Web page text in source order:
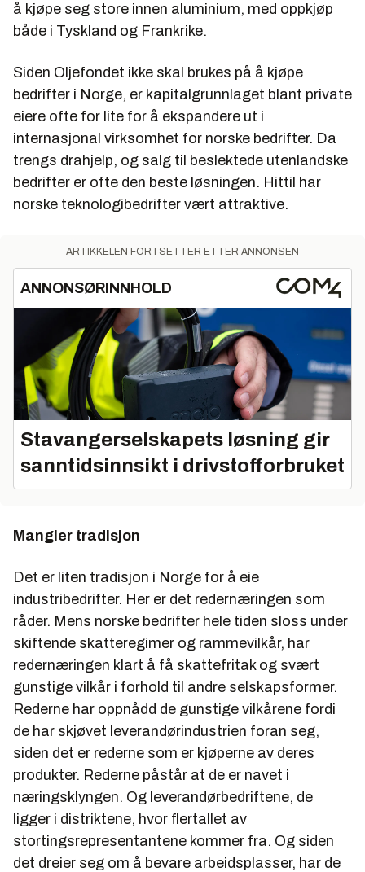
å kjøpe seg store innen aluminium, med oppkjøp
både i Tyskland og Frankrike.
Siden Oljefondet ikke skal brukes på å kjøpe
bedrifter i Norge, er kapitalgrunnlaget blant private
eiere ofte for lite for å ekspandere ut i
internasjonal virksomhet for norske bedrifter. Da
trengs drahjelp, og salg til beslektede utenlandske
bedrifter er ofte den beste løsningen. Hittil har
norske teknologibedrifter vært attraktive.
ARTIKKELEN FORTSETTER ETTER ANNONSEN
ANNONSØRINNHOLD
Stavangerselskapets løsning gir
sanntidsinnsikt i drivstofforbruket
Mangler tradisjon
Det er liten tradisjon i Norge for å eie
industribedrifter. Her er det redernæringen som
råder. Mens norske bedrifter hele tiden sloss under
skiftende skatteregimer og rammevilkår, har
redernæringen klart å få skattefritak og svært
gunstige vilkår i forhold til andre selskapsformer.
Rederne har oppnådd de gunstige vilkårene fordi
de har skjøvet leverandørindustrien foran seg,
siden det er rederne som er kjøperne av deres
produkter. Rederne påstår at de er navet i
næringsklyngen. Og leverandørbedriftene, de
ligger i distriktene, hvor flertallet av
stortingsrepresentantene kommer fra. Og siden
det dreier seg om å bevare arbeidsplasser, har de